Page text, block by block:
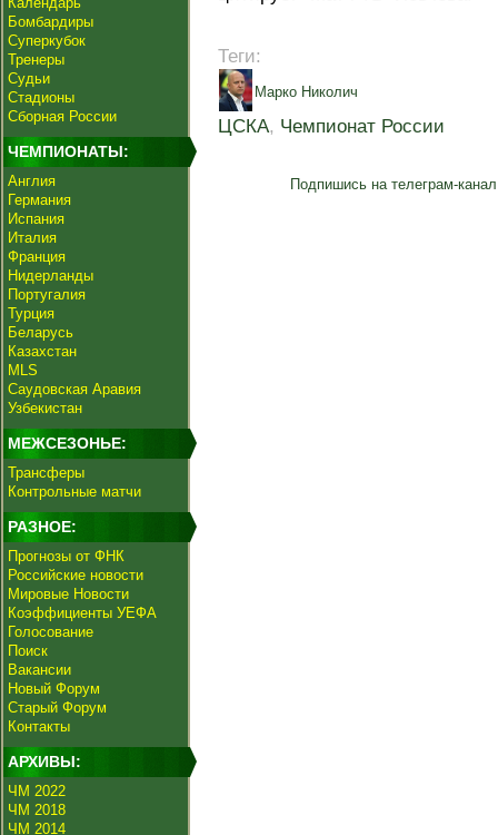
Бомбардиры
Суперкубок
Тренеры
Судьи
Стадионы
Сборная России
ЧЕМПИОНАТЫ:
Англия
Германия
Испания
Италия
Франция
Нидерланды
Португалия
Турция
Беларусь
Казахстан
MLS
Саудовская Аравия
Узбекистан
МЕЖСЕЗОНЬЕ:
Трансферы
Контрольные матчи
РАЗНОЕ:
Прогнозы от ФНК
Российские новости
Мировые Новости
Коэффициенты УЕФА
Голосование
Поиск
Вакансии
Новый Форум
Старый Форум
Контакты
АРХИВЫ:
ЧМ 2022
ЧМ 2018
ЧМ 2014
Теги:
Марко Николич
ЦСКА, Чемпионат России
Подпишись на телеграм-